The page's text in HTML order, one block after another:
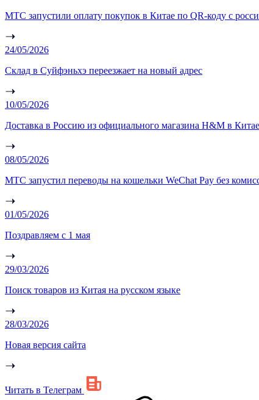
МТС запустили оплату покупок в Китае по QR-коду с
24/05/2026
Склад в Суйфэньхэ переезжает на новый адрес
10/05/2026
Доставка в Россию из официального магазина H&M в Китае
08/05/2026
МТС запустил переводы на кошельки WeChat Pay без
01/05/2026
Поздравляем с 1 мая
29/03/2026
Поиск товаров из Китая на русском языке
28/03/2026
Новая версия сайта
Читать в Телеграм